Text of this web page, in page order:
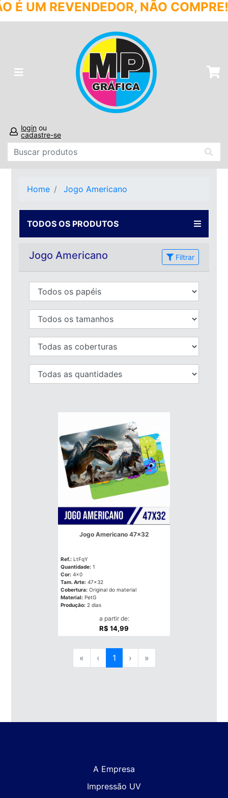
NÃO COMPRE! SÓ
login ou
cadastre-se
Home Jogo Americano
TODOS OS PRODUTOS
Jogo Americano Filtrar
Jogo Americano 47x32
Ref.: LtFqY
Quantidade: 1
Cor: 4x0
Tam. Arte: 47x32
Cobertura: Original do material
Material: PetG
Produção: 2 dias
a partir de:
R$ 14,99
« ‹ 1 › »
A Empresa
Impressão UV